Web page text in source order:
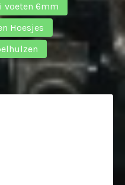
voeten 6mm
Hoesjes